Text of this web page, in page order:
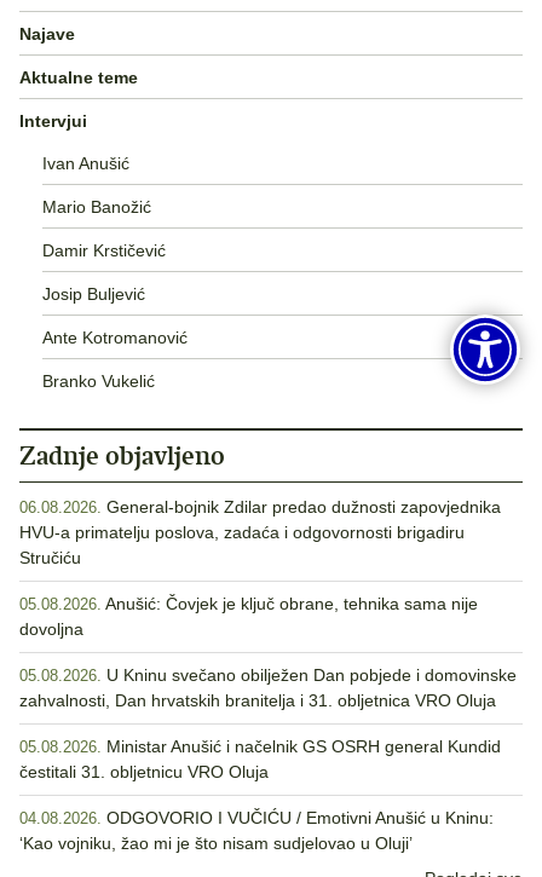
Najave
Aktualne teme
Intervjui
Ivan Anušić
Mario Banožić
Damir Krstičević
Josip Buljević
Ante Kotromanović
Branko Vukelić
Zadnje objavljeno
06.08.2026. General-bojnik Zdilar predao dužnosti zapovjednika
HVU-a primatelju poslova, zadaća i odgovornosti brigadiru
Stručiću
05.08.2026. Anušić: Čovjek je ključ obrane, tehnika sama nije
dovoljna
05.08.2026. U Kninu svečano obilježen Dan pobjede i domovinske
zahvalnosti, Dan hrvatskih branitelja i 31. obljetnica VRO Oluja
05.08.2026. Ministar Anušić i načelnik GS OSRH general Kundid
čestitali 31. obljetnicu VRO Oluja
04.08.2026. ODGOVORIO I VUČIĆU / Emotivni Anušić u Kninu:
‘Kao vojniku, žao mi je što nisam sudjelovao u Oluji’